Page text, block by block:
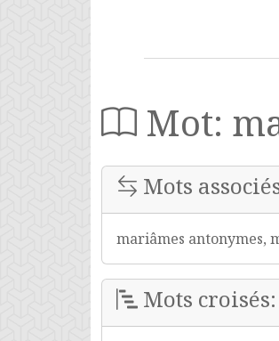
Mot:
Mots
mariâmes antonymes,
Mots